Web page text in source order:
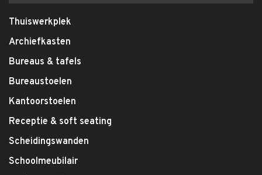
Thuiswerkplek
Archiefkasten
Bureaus & tafels
Bureaustoelen
Kantoorstoelen
Receptie & soft seating
Scheidingswanden
Schoolmeubilair